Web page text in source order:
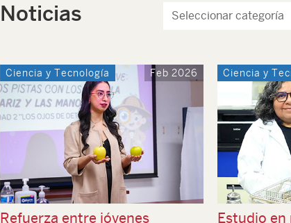
Noticias
Ciencia y Tecnología Feb 2026
Refuerza entre jóvenes
Ciencia y
Estudio en